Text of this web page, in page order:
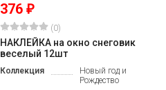
376 ₽
(0)
НАКЛЕЙКА на окно снеговик
веселый 12шт
Коллекция
Новый год и
Рождество